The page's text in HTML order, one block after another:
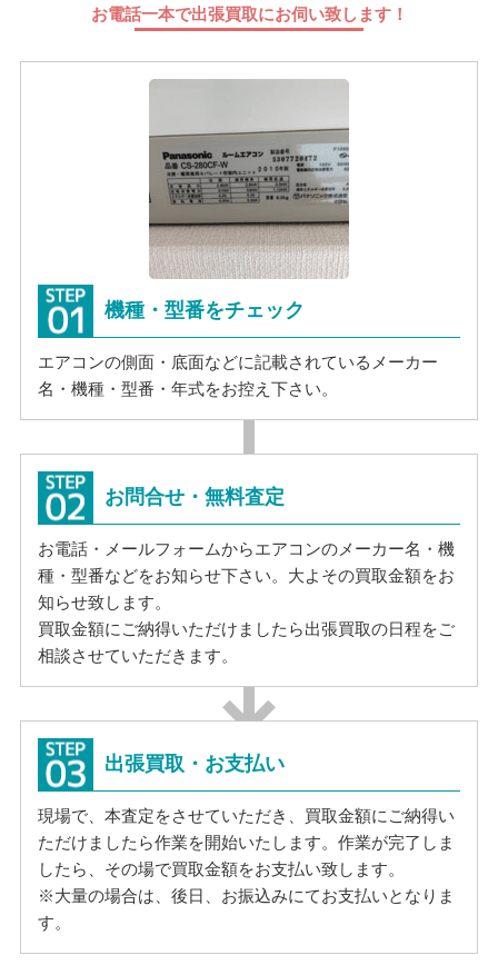
お電話一本で出張買取にお伺い致します！
機種・型番をチェック
エアコンの側面・底面などに記載されているメーカー
名・機種・型番・年式をお控え下さい。
お問合せ・無料査定
お電話・メールフォームからエアコンのメーカー名・機
種・型番などをお知らせ下さい。大よその買取金額をお
知らせ致します。
買取金額にご納得いただけましたら出張買取の日程をご
相談させていただきます。
出張買取・お支払い
現場で、本査定をさせていただき、買取金額にご納得い
ただけましたら作業を開始いたします。作業が完了しま
したら、その場で買取金額をお支払い致します。
※大量の場合は、後日、お振込みにてお支払いとなりま
す。